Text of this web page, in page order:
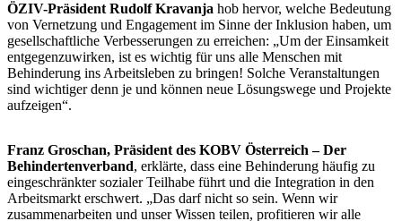
ÖZIV-Präsident Rudolf Kravanja hob hervor, welche Bedeutung
von Vernetzung und Engagement im Sinne der Inklusion haben, um
gesellschaftliche Verbesserungen zu erreichen: „Um der Einsamkeit
entgegenzuwirken, ist es wichtig für uns alle Menschen mit
Behinderung ins Arbeitsleben zu bringen! Solche Veranstaltungen
sind wichtiger denn je und können neue Lösungswege und Projekte
aufzeigen“.
Franz Groschan, Präsident des KOBV Österreich – Der
Behindertenverband, erklärte, dass eine Behinderung häufig zu
eingeschränkter sozialer Teilhabe führt und die Integration in den
Arbeitsmarkt erschwert. „Das darf nicht so sein. Wenn wir
zusammenarbeiten und unser Wissen teilen, profitieren wir alle